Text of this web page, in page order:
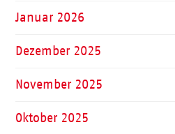
Januar 2026
Dezember 2025
November 2025
Oktober 2025